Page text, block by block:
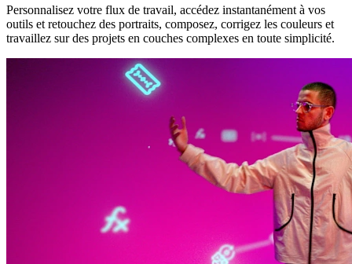
Personnalisez votre flux de travail, accédez instantanément à vos
outils et retouchez des portraits, composez, corrigez les couleurs et
travaillez sur des projets en couches complexes en toute simplicité.